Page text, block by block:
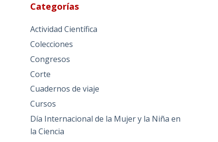
Categorías
Actividad Científica
Colecciones
Congresos
Corte
Cuadernos de viaje
Cursos
Día Internacional de la Mujer y la Niña en
la Ciencia